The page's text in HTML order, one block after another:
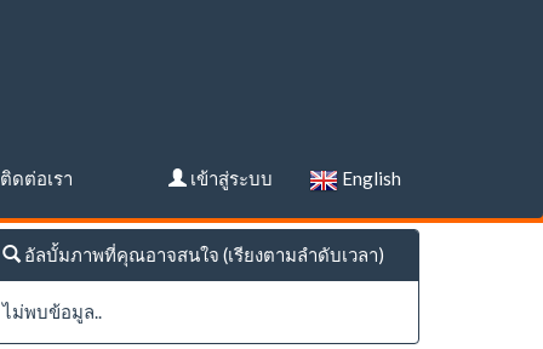
ติดต่อเรา เข้าสู่ระบบ English
อัลบั้มภาพที่คุณอาจสนใจ (เรียงตามลำดับเวลา)
ไม่พบข้อมูล..